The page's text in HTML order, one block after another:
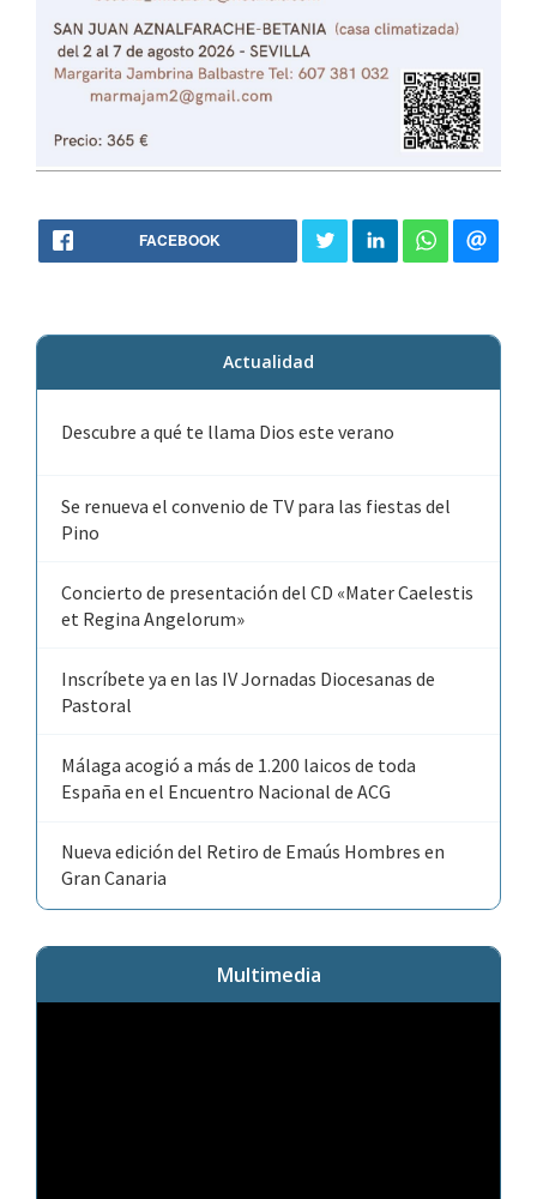
FACEBOOK
Actualidad
Descubre a qué te llama Dios este verano
Se renueva el convenio de TV para las fiestas del
Pino
Concierto de presentación del CD «Mater Caelestis
et Regina Angelorum»
Inscríbete ya en las IV Jornadas Diocesanas de
Pastoral
Málaga acogió a más de 1.200 laicos de toda
España en el Encuentro Nacional de ACG
Nueva edición del Retiro de Emaús Hombres en
Gran Canaria
Multimedia